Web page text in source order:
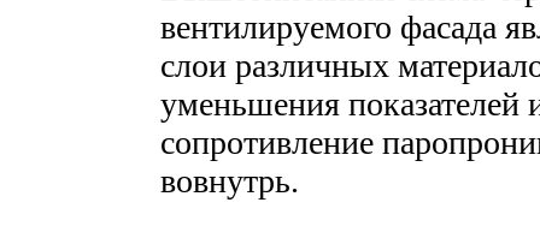
вентилируемого фасада
слои различных
уменьшения показателей
сопротивление
вовнутрь.